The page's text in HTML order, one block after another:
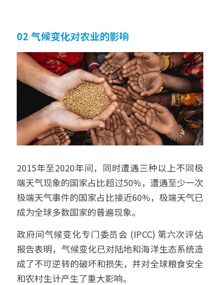
02 气候变化对农业的影响
2015年至2020年间，同时遭遇三种以上不同极
端天气现象的国家占比超过50%，遭遇至少一次
极端天气事件的国家占比接近60%，极端天气已
成为全球多数国家的普遍现象。
政府间气候变化专门委员会 (IPCC) 第六次评估
报告表明，气候变化已对陆地和海洋生态系统造
成了不可逆转的破坏和损失，并对全球粮食安全
和农村生计产生了重大影响。